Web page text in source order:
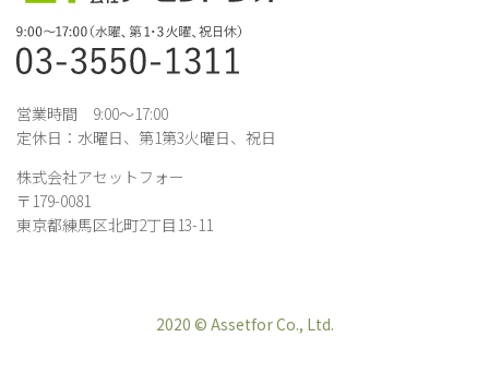
営業時間 9:00～17:00
定休日：水曜日、第1第3火曜日、祝日
株式会社アセットフォー
〒179-0081
東京都練馬区北町2丁目13-11
2020 © Assetfor Co., Ltd.